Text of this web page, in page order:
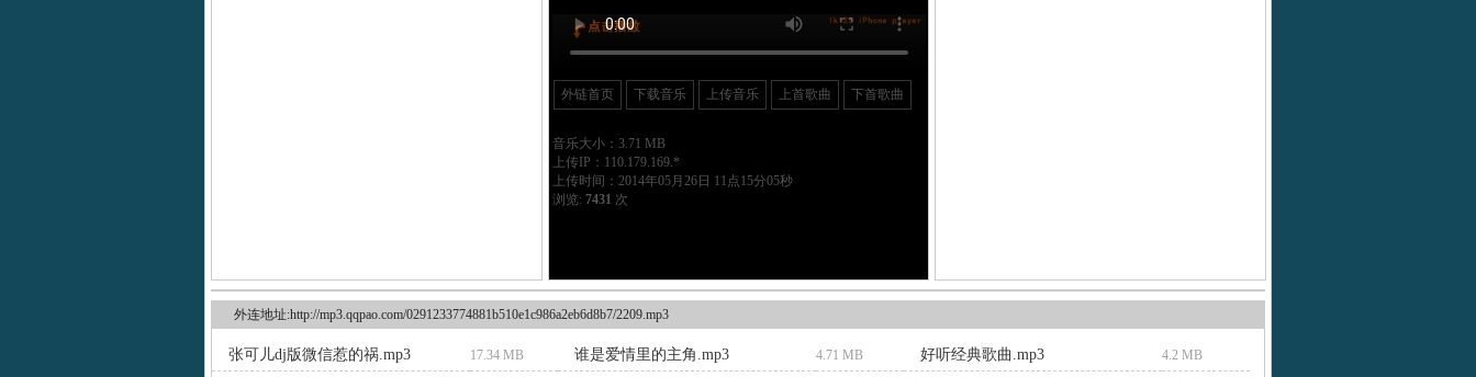
外链首页 下载音乐 上传音乐 上首歌曲 下首歌曲
音乐大小：3.71 MB
上传IP：110.179.169.*
上传时间：2014年05月26日 11点15分05秒
浏览: 7431 次
外连地址:http://mp3.qqpao.com/0291233774881b510e1c986a2eb6d8b7/2209.mp3
张可儿dj版微信惹的祸.mp3 17.34 MB 谁是爱情里的主角.mp3 4.71 MB 好听经典歌曲.mp3 4.2 MB